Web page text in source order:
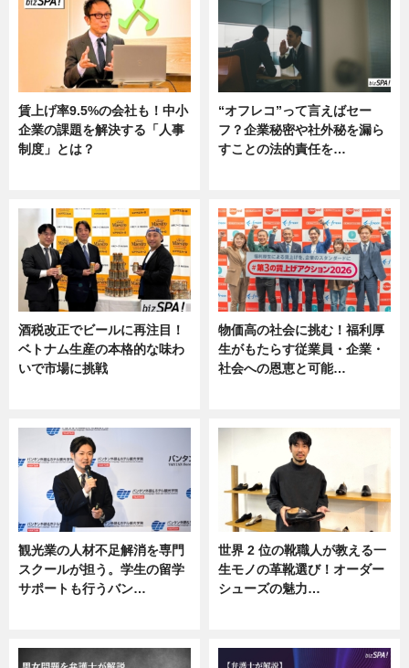
賃上げ率9.5%の会社も！中小
企業の課題を解決する「人事
制度」とは？
“オフレコ”って言えばセー
フ？企業秘密や社外秘を漏ら
すことの法的責任を…
酒税改正でビールに再注目！
ベトナム生産の本格的な味わ
いで市場に挑戦
物価高の社会に挑む！福利厚
生がもたらす従業員・企業・
社会への恩恵と可能…
観光業の人材不足解消を専門
スクールが担う。学生の留学
サポートも行うバン…
世界 2 位の靴職人が教える一
生モノの革靴選び！オーダー
シューズの魅力…